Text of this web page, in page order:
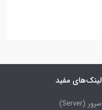
لینک‌های مفید
سرور (Server)